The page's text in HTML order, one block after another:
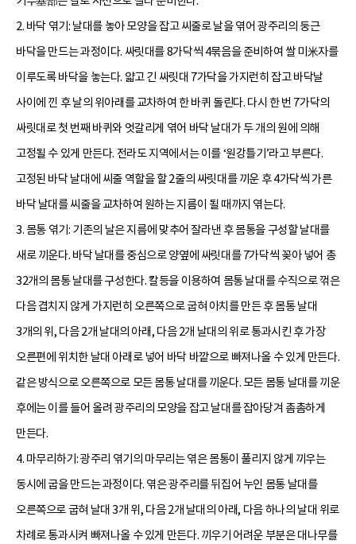
2. 바닥 엮기: 날대를 놓아 모양을 잡고 씨줄로 날을 엮어 광주리의 둥근
바닥을 만드는 과정이다. 싸릿대를 8가닥씩 4묶음을 준비하여 쌀 미米자를
이루도록 바닥을 놓는다. 얇고 긴 싸릿대 7가닥을 가지런히 잡고 바닥날
사이에 낀 후 날의 위아래를 교차하여 한 바퀴 돌린다. 다시 한 번 7가닥의
싸릿대로 첫 번째 바퀴와 엇갈리게 엮어 바닥 날대가 두 개의 원에 의해
고정될 수 있게 만든다. 전라도 지역에서는 이를 ‘원강틀기’라고 부른다.
고정된 바닥 날대에 씨줄 역할을 할 2줄의 싸릿대를 끼운 후 4가닥씩 가른
바닥 날대를 씨줄을 교차하여 원하는 지름이 될 때까지 엮는다.
3. 몸통 엮기: 기존의 날은 지름에 맞추어 잘라낸 후 몸통을 구성할 날대를
새로 끼운다. 바닥 날대를 중심으로 양옆에 싸릿대를 7가닥씩 꽂아 넣어 총
32개의 몸통 날대를 구성한다. 칼등을 이용하여 몸통 날대를 수직으로 꺾은
다음 겹치지 않게 가지런히 오른쪽으로 굽혀 아치를 만든 후 몸통 날대
3개의 위, 다음 2개 날대의 아래, 다음 2개 날대의 위로 통과시킨 후 가장
오른편에 위치한 날대 아래로 넣어 바닥 바깥으로 빠져나올 수 있게 만든다.
같은 방식으로 오른쪽으로 모든 몸통 날대를 끼운다. 모든 몸통 날대를 끼운
후에는 이를 들어 올려 광주리의 모양을 잡고 날대를 잡아당겨 촘촘하게
만든다.
4. 마무리하기: 광주리 엮기의 마무리는 엮은 몸통이 풀리지 않게 끼우는
동시에 굽을 만드는 과정이다. 엮은 광주리를 뒤집어 누인 몸통 날대를
오른쪽으로 굽혀 날대 3개 위, 다음 2개 날대의 아래, 다음 하나의 날대 위로
차례로 통과시켜 빠져나올 수 있게 만든다. 끼우기 어려운 부분은 대나무를